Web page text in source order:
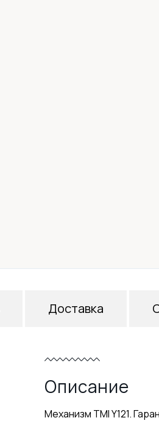
Описание
Механизм TMI Y121.
Доставка